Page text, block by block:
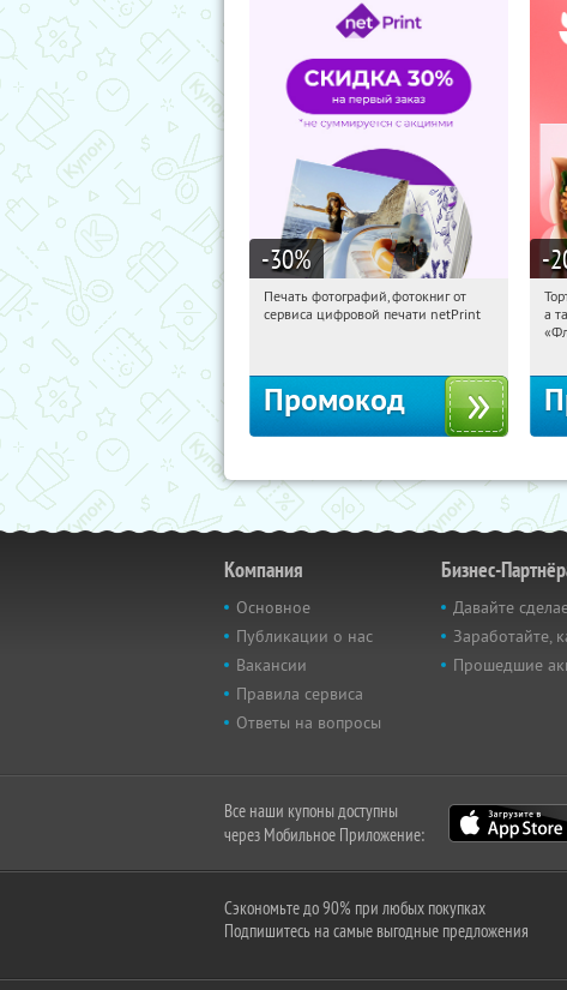
-30%
10:49:32 Получили:
Печать фотографий, фотокниг от
сервиса цифровой печати netPrint
Промокод
-
а
Компания
Основное
Публикации о нас
Вакансии
Правила сервиса
Ответы на вопросы
Бизнес-
Давайте
Заработайте,
Прошедшие
Все наши купоны доступны
через Мобильное Приложение:
Сэкономьте до 90% при любых покупках
Подпишитесь на самые выгодные предложения